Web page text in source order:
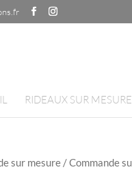
RIDEAUX SUR MESURE
sur mesure / Commande